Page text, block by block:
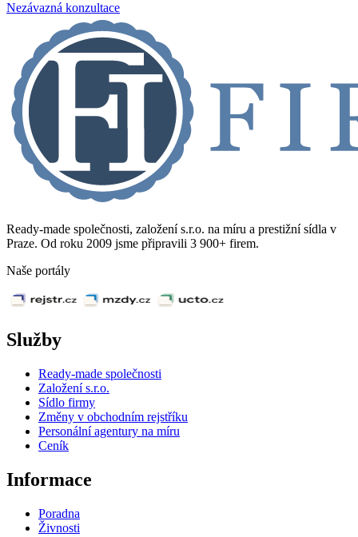
Nezávazná konzultace
Ready-made společnosti, založení s.r.o. na míru a prestižní sídla v
Praze. Od roku 2009 jsme připravili 3 900+ firem.
Naše portály
Služby
Ready-made společnosti
Založení s.r.o.
Sídlo firmy
Změny v obchodním rejstříku
Personální agentury na míru
Ceník
Informace
Poradna
Živnosti